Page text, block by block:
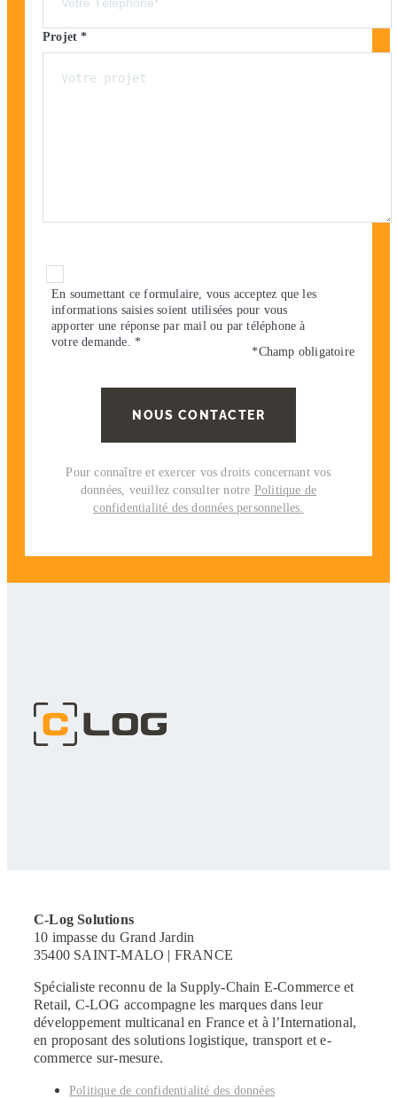
Projet *
En soumettant ce formulaire, vous acceptez que les
informations saisies soient utilisées pour vous
apporter une réponse par mail ou par téléphone à
votre demande. *
*Champ obligatoire
Pour connaître et exercer vos droits concernant vos
données, veuillez consulter notre Politique de
confidentialité des données personnelles.
C-Log Solutions
10 impasse du Grand Jardin
35400 SAINT-MALO | FRANCE
Spécialiste reconnu de la Supply-Chain E-Commerce et
Retail, C-LOG accompagne les marques dans leur
développement multicanal en France et à l’International,
en proposant des solutions logistique, transport et e-
commerce sur-mesure.
Politique de confidentialité des données